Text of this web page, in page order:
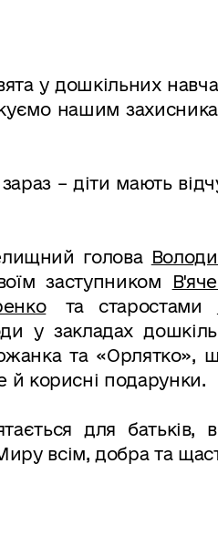
у дошкільних
нашим
– діти мають
голова
заступником
та старостами
у закладах
та «Орлятко»,
й корисні подарунки.
для батьків,
всім, добра та